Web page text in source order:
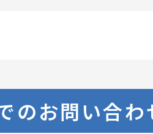
のお問い合わ